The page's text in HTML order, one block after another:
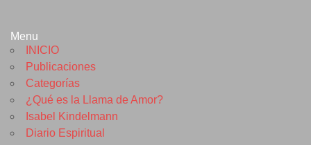
Menu
INICIO
Publicaciones
Categorías
¿Qué es la Llama de Amor?
Isabel Kindelmann
Diario Espiritual